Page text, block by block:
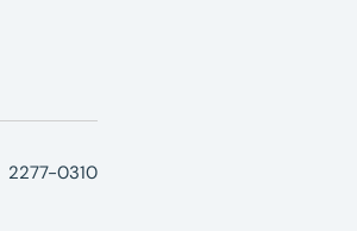
2277-0310